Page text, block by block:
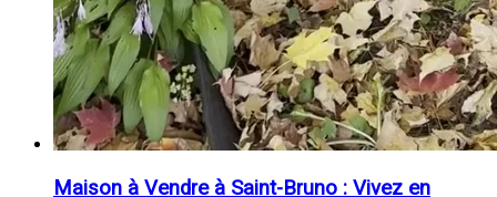
Maison à Vendre à Saint-Bruno : Vivez en